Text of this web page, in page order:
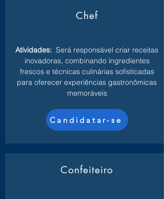
Chef
Atividades: Será responsável criar receitas
inovadoras, combinando ingredientes
frescos e técnicas culinárias sofisticadas
para oferecer experiências gastronômicas
memoráveis
Candidatar-se
Confeiteiro